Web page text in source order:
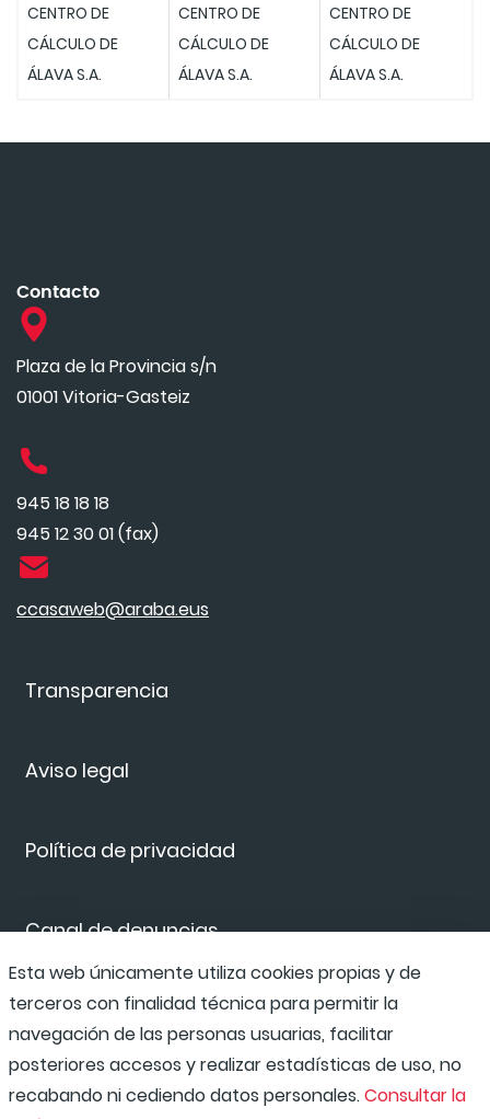
CENTRO DE
CÁLCULO DE
ÁLAVA S.A.
CENTRO DE
CÁLCULO DE
ÁLAVA S.A.
CENTRO DE
CÁLCULO DE
ÁLAVA S.A.
Transparencia
Aviso legal
Política de privacidad
Canal de denuncias
Compliance Program
Contacto
Plaza de la Provincia s/n
01001 Vitoria-Gasteiz
945 18 18 18
945 12 30 01 (fax)
ccasaweb@araba.eus
Esta web únicamente utiliza cookies propias y de
terceros con finalidad técnica para permitir la
navegación de las personas usuarias, facilitar
posteriores accesos y realizar estadísticas de uso, no
recabando ni cediendo datos personales.Consultar la